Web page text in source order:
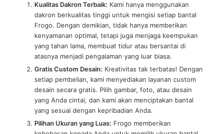
Kualitas Dakron Terbaik: Kami hanya menggunakan
dakron berkualitas tinggi untuk mengisi setiap bantal
Frogo. Dengan demikian, tidak hanya memberikan
kenyamanan optimal, tetapi juga menjaga keempukan
yang tahan lama, membuat tidur atau bersantai di
atasnya menjadi pengalaman yang luar biasa.
Gratis Custom Desain: Kreativitas tak terbatas! Dengan
setiap pembelian, kami menyediakan layanan custom
desain secara gratis. Pilih gambar, foto, atau desain
yang Anda cintai, dan kami akan menciptakan bantal
yang sesuai dengan kepribadian Anda.
Pilihan Ukuran yang Luas: Frogo memberikan